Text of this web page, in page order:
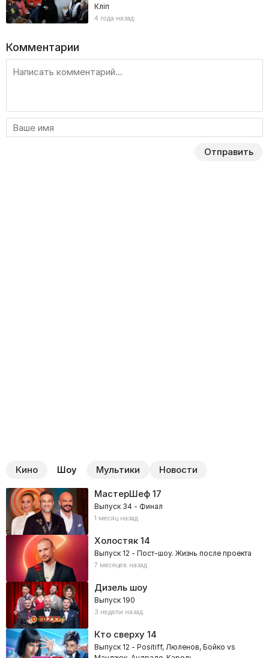
Кліп
4 года назад
Комментарии
Отправить
Кино Шоу Мультики Новости
МастерШеф17
Выпуск 34 - Финал
1 месяц назад
Холостяк14
Выпуск 12 - Пост-шоу. Жизнь после проекта
7 месяцев назад
Дизель шоу
Выпуск 190
3 недели назад
Кто сверху14
Выпуск 12 - Positiff, Люленов, Бойко vs